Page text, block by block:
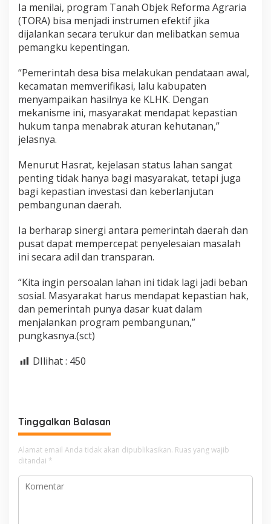
Ia menilai, program Tanah Objek Reforma Agraria
(TORA) bisa menjadi instrumen efektif jika
dijalankan secara terukur dan melibatkan semua
pemangku kepentingan.
“Pemerintah desa bisa melakukan pendataan awal,
kecamatan memverifikasi, lalu kabupaten
menyampaikan hasilnya ke KLHK. Dengan
mekanisme ini, masyarakat mendapat kepastian
hukum tanpa menabrak aturan kehutanan,”
jelasnya.
Menurut Hasrat, kejelasan status lahan sangat
penting tidak hanya bagi masyarakat, tetapi juga
bagi kepastian investasi dan keberlanjutan
pembangunan daerah.
Ia berharap sinergi antara pemerintah daerah dan
pusat dapat mempercepat penyelesaian masalah
ini secara adil dan transparan.
“Kita ingin persoalan lahan ini tidak lagi jadi beban
sosial. Masyarakat harus mendapat kepastian hak,
dan pemerintah punya dasar kuat dalam
menjalankan program pembangunan,”
pungkasnya.(sct)
DIlihat : 450
Tinggalkan Balasan
Alamat email Anda tidak akan dipublikasikan. Ruas yang wajib
ditandai *